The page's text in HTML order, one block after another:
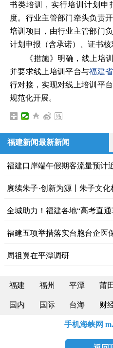
书类培训，实行培训计划申
度。行业主管部门牵头负责
培训项目，由行业主管部门
计划申报（含承诺）、证书核
《措施》明确，线上培
并要求线上培训平台与福建省
行对接，实现对线上培训平
规范化开展。
福建新闻最新新闻
福建口岸端午假期客流量预计
赓续朱子·创新为源丨朱子文
全城助力！福建各地“高考直通
福建五项举措落实台胞台企医
周祖翼在平潭调研
福建 福州 平潭 莆田
国内 国际 台海 财
手机海峡网